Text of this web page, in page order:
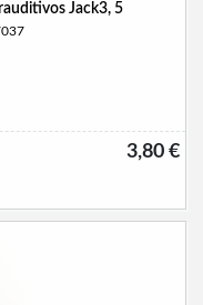
Jack3, 5
3,80 €